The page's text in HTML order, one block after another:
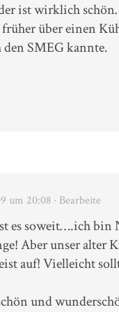
ist wirklich
über einen
SMEG kannte.
um 20:08 · Bearbeite
es soweit….ich bin
Aber unser alter
auf! Vielleicht
und